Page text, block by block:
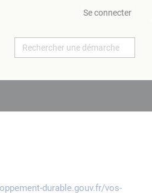
Se connecter
durable.gouv.fr/vos-